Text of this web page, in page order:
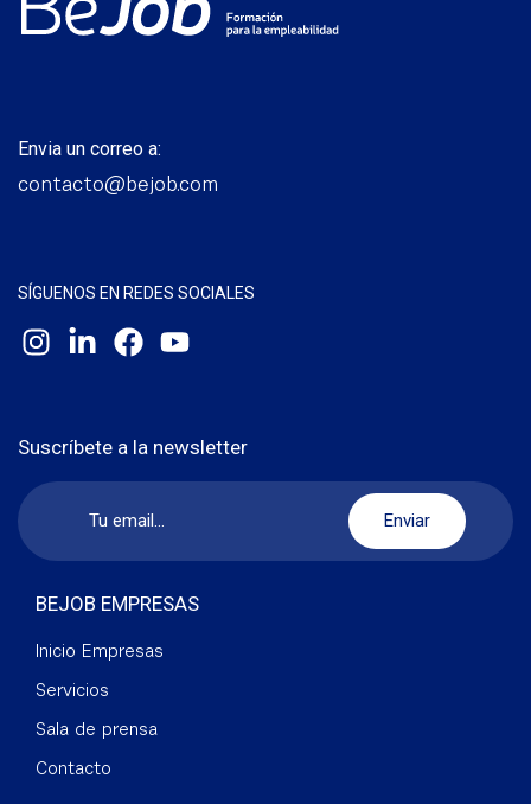
Suscríbete a la newsletter
BEJOB EMPRESAS
Inicio Empresas
Servicios
Sala de prensa
Contacto
Envia un correo a:
contacto@bejob.com
SÍGUENOS EN REDES SOCIALES